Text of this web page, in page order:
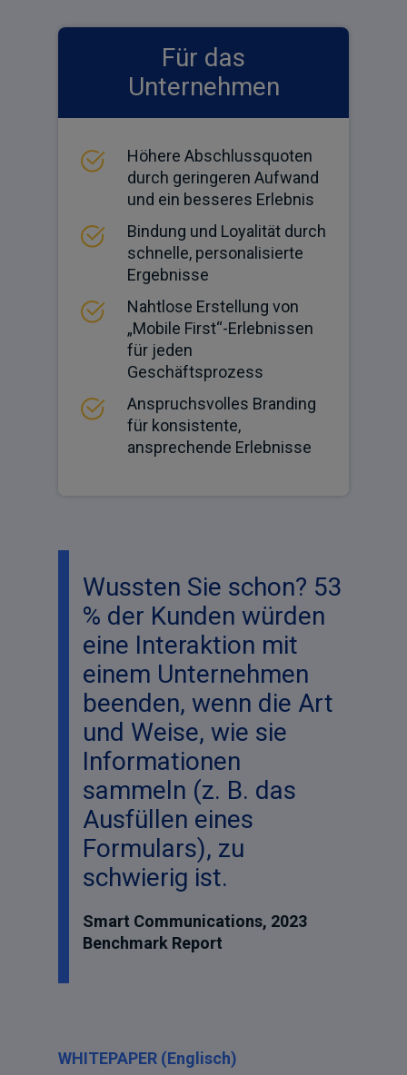
Für das
Unternehmen
Höhere Abschlussquoten
durch geringeren Aufwand
und ein besseres Erlebnis
Bindung und Loyalität durch
schnelle, personalisierte
Ergebnisse
Nahtlose Erstellung von
„Mobile First“-Erlebnissen
für jeden
Geschäftsprozess
Anspruchsvolles Branding
für konsistente,
ansprechende Erlebnisse
Wussten Sie schon? 53
% der Kunden würden
eine Interaktion mit
einem Unternehmen
beenden, wenn die Art
und Weise, wie sie
Informationen
sammeln (z. B. das
Ausfüllen eines
Formulars), zu
schwierig ist.
Smart Communications, 2023
Benchmark Report
WHITEPAPER (Englisch)